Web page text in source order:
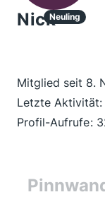
NickNeuling
Mitglied seit 8.
Letzte Aktivität:
Profil-Aufrufe